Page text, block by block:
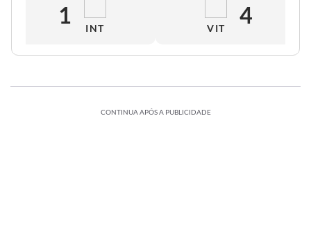
1 INT VIT 4
CONTINUA APÓS A PUBLICIDADE